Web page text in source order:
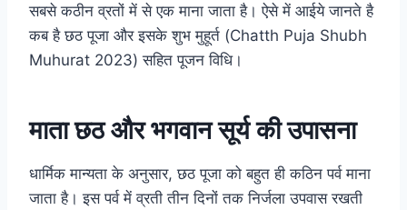
सबसे कठीन व्रतों में से एक माना जाता है। ऐसे में आईये जानते है
कब है छठ पूजा और इसके शुभ मुहूर्त (Chatth Puja Shubh
Muhurat 2023) सहित पूजन विधि।
माता छठ और भगवान सूर्य की उपासना
धार्मिक मान्यता के अनुसार, छठ पूजा को बहुत ही कठिन पर्व माना
जाता है। इस पर्व में व्रती तीन दिनों तक निर्जला उपवास रखती